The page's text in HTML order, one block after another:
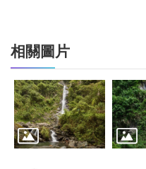
相關圖片